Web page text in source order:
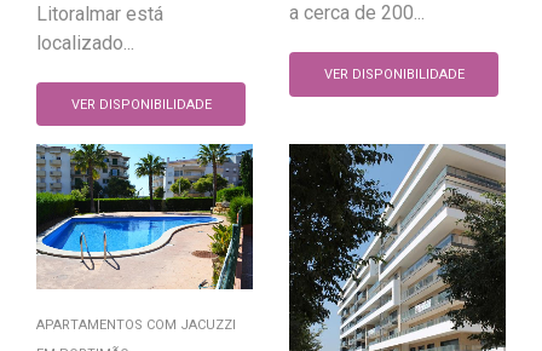
Litoralmar está
localizado...
VER DISPONIBILIDADE
a cerca de 200...
VER DISPONIBILIDADE
APARTAMENTOS COM JACUZZI